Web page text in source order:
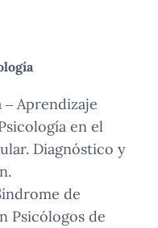
– Aprendizaje
en el
Diagnóstico y
de
Psicólogos de